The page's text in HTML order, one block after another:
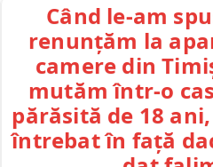
Când le-am
renunțăm la
camere din
mutăm într-o
părăsită de 18
întrebat în față